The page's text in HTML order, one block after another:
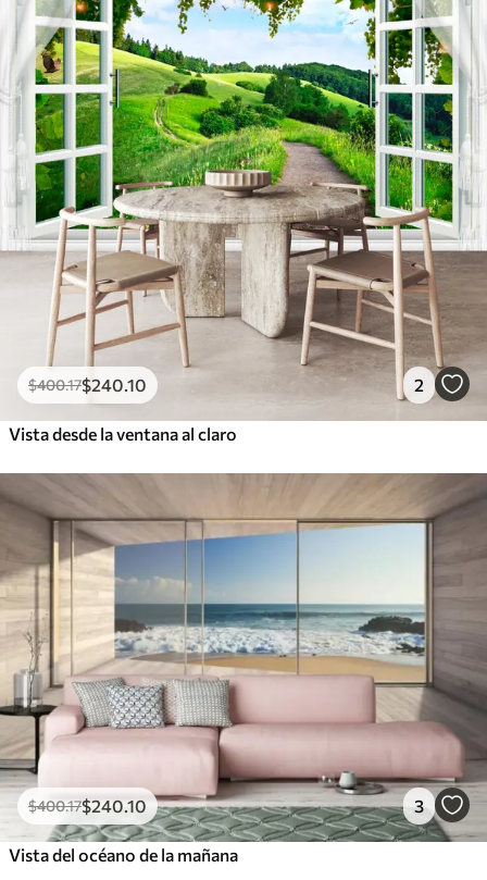
$400.17$240 .10 2
Vista desde la ventana al claro
$400.17$240.10 3
Vista del océano de la mañana